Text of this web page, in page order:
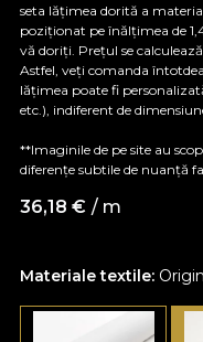
Materiale textile: Origin
seta lățimea dorită a
poziționat pe înălțimea de
vă doriți. Prețul se
Astfel, veți comanda
lățimea poate fi
etc.), indiferent de
**Imaginile de pe site au
diferențe subtile de nuanță
36,18 € / m